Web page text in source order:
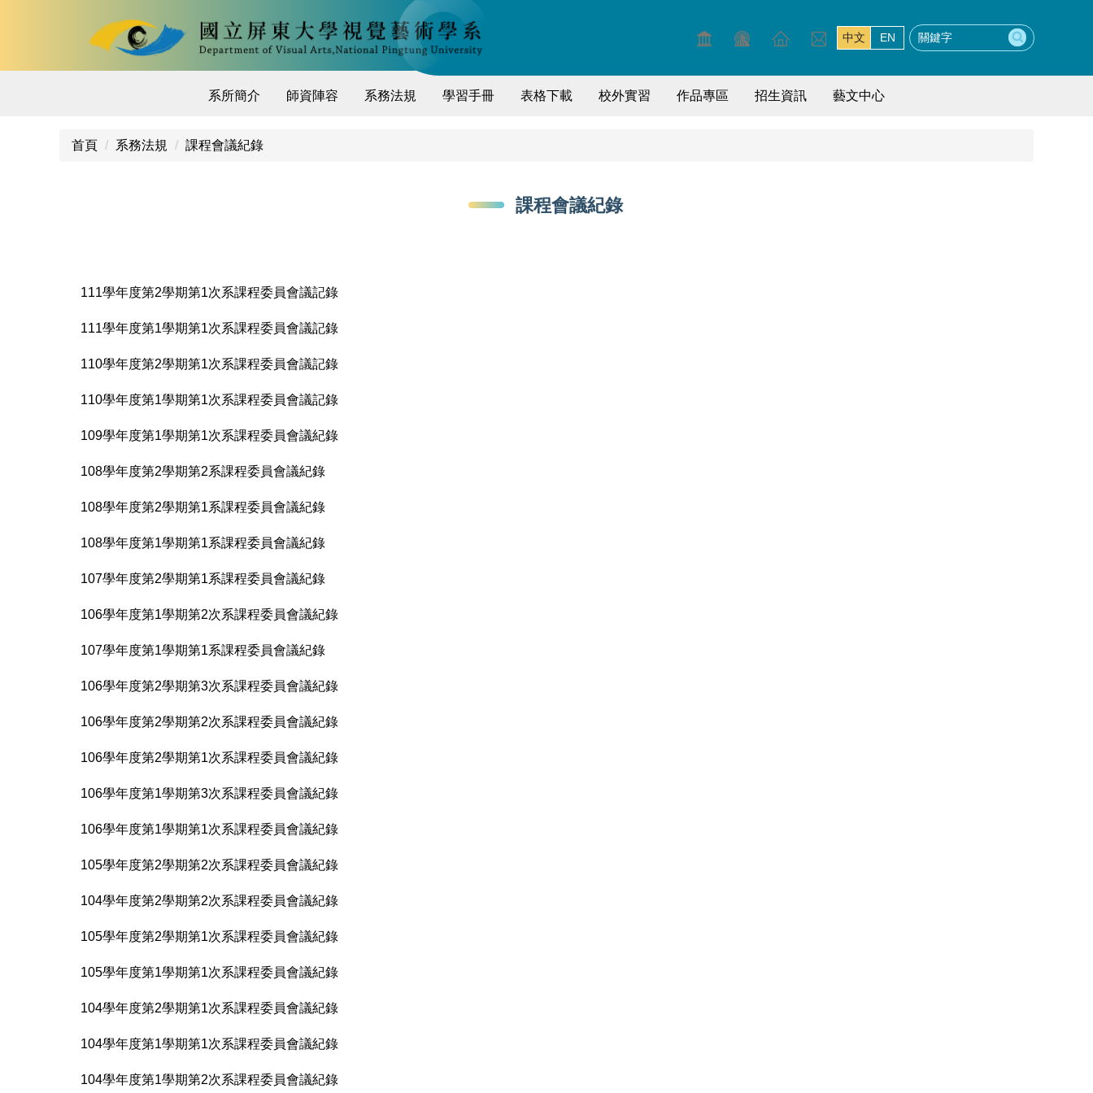
要
中文 EN
系所簡介 師資陣容 系務法規 學習手冊 表格下載 校外實習 作品專區 招生資訊 藝文中心
首頁 系務法規 課程會議紀錄
課程會議紀錄
111學年度第2學期第1次系課程委員會議記錄
111學年度第1學期第1次系課程委員會議記錄
110學年度第2學期第1次系課程委員會議記錄
110學年度第1學期第1次系課程委員會議記錄
109學年度第1學期第1次系課程委員會議紀錄
108學年度第2學期第2系課程委員會議紀錄
108學年度第2學期第1系課程委員會議紀錄
108學年度第1學期第1系課程委員會議紀錄
107學年度第2學期第1系課程委員會議紀錄
106學年度第1學期第2次系課程委員會議紀錄
107學年度第1學期第1系課程委員會議紀錄
106學年度第2學期第3次系課程委員會議紀錄
106學年度第2學期第2次系課程委員會議紀錄
106學年度第2學期第1次系課程委員會議紀錄
106學年度第1學期第3次系課程委員會議紀錄
106學年度第1學期第1次系課程委員會議紀錄
105學年度第2學期第2次系課程委員會議紀錄
104學年度第2學期第2次系課程委員會議紀錄
105學年度第2學期第1次系課程委員會議紀錄
105學年度第1學期第1次系課程委員會議紀錄
104學年度第2學期第1次系課程委員會議紀錄
104學年度第1學期第1次系課程委員會議紀錄
104學年度第1學期第2次系課程委員會議紀錄